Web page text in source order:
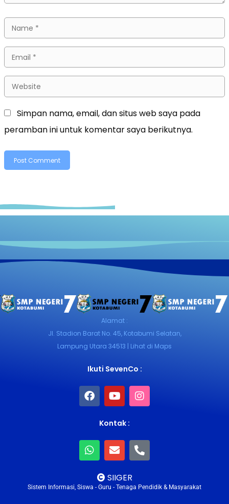
Simpan nama, email, dan situs web saya pada
peramban ini untuk komentar saya berikutnya.
Alamat :
Jl. Stadion Barat No. 45, Kotabumi Selatan,
Lampung Utara 34513 | Lihat di Maps
Ikuti SevenCo :
Kontak :
SIIGER
Sistem Informasi, Siswa - Guru - Tenaga Pendidik & Masyarakat